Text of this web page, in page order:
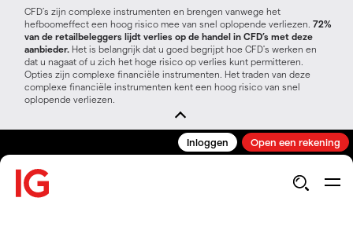
CFD’s zijn complexe instrumenten en brengen vanwege het
hefboomeffect een hoog risico mee van snel oplopende verliezen. 72%
van de retailbeleggers lijdt verlies op de handel in CFD’s met deze
aanbieder. Het is belangrijk dat u goed begrijpt hoe CFD's werken en
dat u nagaat of u zich het hoge risico op verlies kunt permitteren.
Opties zijn complexe financiële instrumenten. Het traden van deze
complexe financiële instrumenten kent een hoog risico van snel
oplopende verliezen.
Inloggen Open een rekening